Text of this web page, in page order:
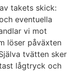
takets skick:
eventuella
vi mot
löser påväxten
tvätten sker
lågtryck och